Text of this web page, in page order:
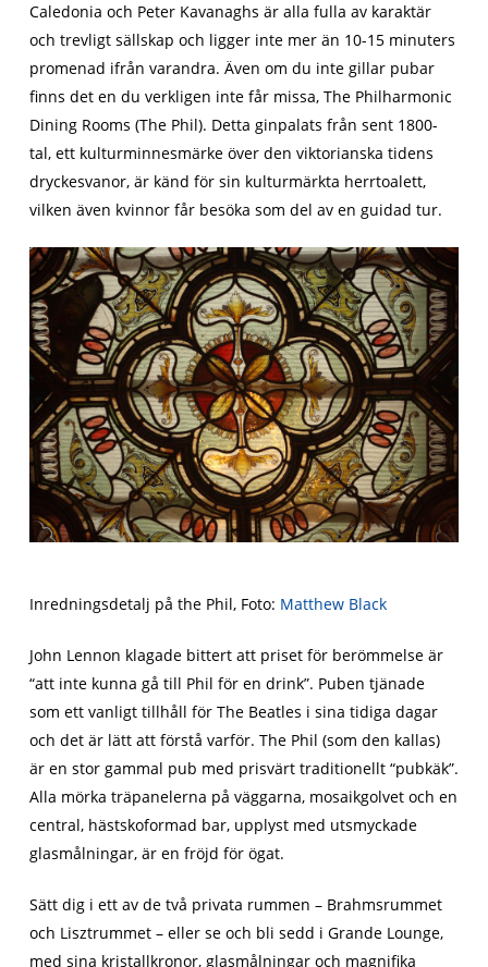
Caledonia och Peter Kavanaghs är alla fulla av karaktär
och trevligt sällskap och ligger inte mer än 10-15 minuters
promenad ifrån varandra. Även om du inte gillar pubar
finns det en du verkligen inte får missa, The Philharmonic
Dining Rooms (The Phil). Detta ginpalats från sent 1800-
tal, ett kulturminnesmärke över den viktorianska tidens
dryckesvanor, är känd för sin kulturmärkta herrtoalett,
vilken även kvinnor får besöka som del av en guidad tur.
Inredningsdetalj på the Phil, Foto: Matthew Black
John Lennon klagade bittert att priset för berömmelse är
“att inte kunna gå till Phil för en drink”. Puben tjänade
som ett vanligt tillhåll för The Beatles i sina tidiga dagar
och det är lätt att förstå varför. The Phil (som den kallas)
är en stor gammal pub med prisvärt traditionellt “pubkäk”.
Alla mörka träpanelerna på väggarna, mosaikgolvet och en
central, hästskoformad bar, upplyst med utsmyckade
glasmålningar, är en fröjd för ögat.
Sätt dig i ett av de två privata rummen – Brahmsrummet
och Lisztrummet – eller se och bli sedd i Grande Lounge,
med sina kristallkronor, glasmålningar och magnifika